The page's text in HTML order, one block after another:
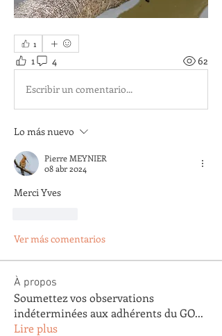
1
1 4 62
Escribir un comentario...
Lo más nuevo
Pierre MEYNIER
08 abr 2024
Merci Yves
Ver más comentarios
À propos
Soumettez vos observations
indéterminées aux adhérents du GO...
Lire plus